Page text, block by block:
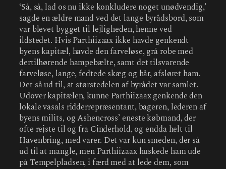
‘Så, så, lad os nu ikke konkludere noget unødvendig,’
sagde en ældre mand ved det lange byrådsbord, som
var blevet bygget til lejligheden, henne ved
ildstedet. Hvis Parthiizaax ikke havde genkendt
byens kapitæl, havde den farveløse, grå robe med
dertilhørende hampebælte, samt det tilsvarende
farveløse, lange, fedtede skæg og hår, afsløret ham.
Det så ud til, at størstedelen af byrådet var samlet.
Udover kapitælen, kunne Parthiizaax genkende den
lokale vasals ridderrepræsentant, bageren, lederen af
byens milits, og Ashencross’ eneste købmand, der
ofte rejste til og fra Cinderhold, og endda helt til
Havenbring, med varer. Det var kun smeden, der så
ud til at mangle, men Parthiizaax huskede ham ude
på Tempelpladsen, i færd med at lede dem, som